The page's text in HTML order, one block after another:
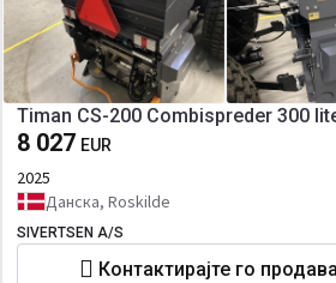
Timan CS-200 Combispreder 300
8 027 EUR
2025
Данска, Roskilde
SIVERTSEN A/S
Контактирајте го